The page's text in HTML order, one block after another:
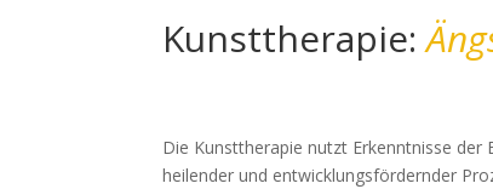
Kunsttherapie:
Die Kunsttherapie nutzt Erkenntnisse
heilender und entwicklungsfördernder